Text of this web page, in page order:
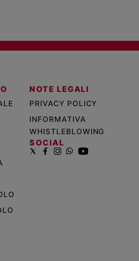
NOTE LEGALI
PRIVACY POLICY
INFORMATIVA
WHISTLEBLOWING
SOCIAL